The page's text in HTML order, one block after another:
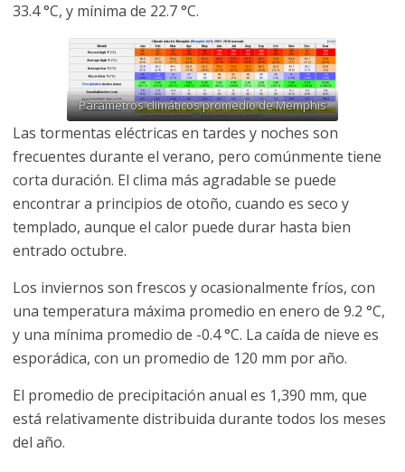
33.4 °C, y mínima de 22.7 °C.
Parámetros climáticos promedio de Memphis
Las tormentas eléctricas en tardes y noches son
frecuentes durante el verano, pero comúnmente tiene
corta duración. El clima más agradable se puede
encontrar a principios de otoño, cuando es seco y
templado, aunque el calor puede durar hasta bien
entrado octubre.
Los inviernos son frescos y ocasionalmente fríos, con
una temperatura máxima promedio en enero de 9.2 °C,
y una mínima promedio de -0.4 °C. La caída de nieve es
esporádica, con un promedio de 120 mm por año.
El promedio de precipitación anual es 1,390 mm, que
está relativamente distribuida durante todos los meses
del año.